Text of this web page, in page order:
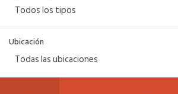
Todos los tipos
Ubicación
Todas las ubicaciones